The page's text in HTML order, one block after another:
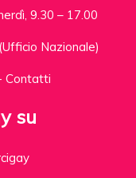
9.30 – 17.00
Nazionale)
Contatti
su